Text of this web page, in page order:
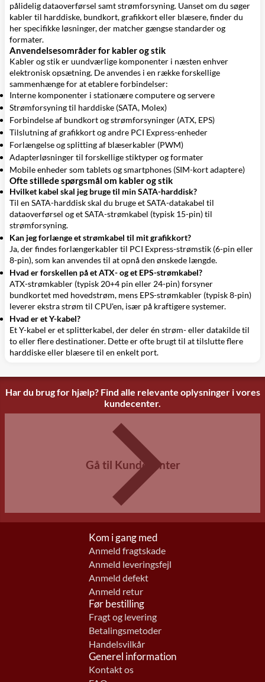
pålidelig dataoverførsel samt strømforsyning. Uanset om du søger
kabler til harddiske, bundkort, grafikkort eller blæsere, finder du
her specifikke løsninger, der matcher gængse standarder og
formater.
Anvendelsesområder for kabler og stik
Kabler og stik er uundværlige komponenter i næsten enhver
elektronisk opsætning. De anvendes i en række forskellige
sammenhænge for at etablere forbindelser:
Interne komponenter i stationære computere og servere
Strømforsyning til harddiske (SATA, Molex)
Forbindelse af bundkort og strømforsyninger (ATX, EPS)
Tilslutning af grafikkort og andre PCI Express-enheder
Forlængelse og splitting af blæserkabler (PWM)
Adapterløsninger til forskellige stiktyper og formater
Mobile enheder som tablets og smartphones (SIM-kort adaptere)
Ofte stillede spørgsmål om kabler og stik
Hvilket kabel skal jeg bruge til min SATA-harddisk?
Til en SATA-harddisk skal du bruge et SATA-datakabel til
dataoverførsel og et SATA-strømkabel (typisk 15-pin) til
strømforsyning.
Kan jeg forlænge et strømkabel til mit grafikkort?
Ja, der findes forlængerkabler til PCI Express-strømstik (6-pin eller
8-pin), som kan anvendes til at opnå den ønskede længde.
Hvad er forskellen på et ATX- og et EPS-strømkabel?
ATX-strømkabler (typisk 20+4 pin eller 24-pin) forsyner
bundkortet med hovedstrøm, mens EPS-strømkabler (typisk 8-pin)
leverer ekstra strøm til CPU'en, især på kraftigere systemer.
Hvad er et Y-kabel?
Et Y-kabel er et splitterkabel, der deler én strøm- eller datakilde til
to eller flere destinationer. Dette er ofte brugt til at tilslutte flere
harddiske eller blæsere til en enkelt port.
Har du brug for hjælp? Find alle relevante oplysninger i vores
kundecenter.
Gå til Kundecenter
Kom i gang med
Anmeld fragtskade
Anmeld leveringsfejl
Anmeld defekt
Anmeld retur
Før bestilling
Fragt og levering
Betalingsmetoder
Handelsvilkår
Generel information
Kontakt os